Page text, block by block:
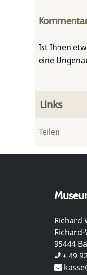
Kommentar
Ist Ihnen
eine
Links
Teilen
Richard
95444
+ 49